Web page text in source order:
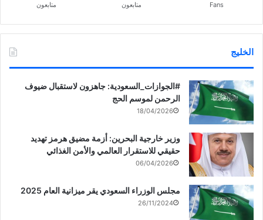
Fans متابعون متابعون
الخليج
‏‎#الجوازات_السعودية: جاهزون لاستقبال ضيوف
الرحمن لموسم الحج
18/04/2026
وزير خارجية البحرين: أزمة مضيق هرمز تهديد
حقيقي للاستقرار العالمي والأمن الغذائي
06/04/2026
مجلس الوزراء السعودي يقر ميزانية العام 2025
26/11/2024